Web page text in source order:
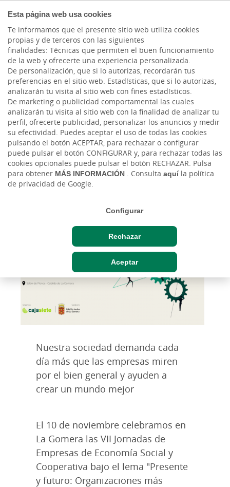
Esta página web usa cookies
Te informamos que el presente sitio web utiliza cookies
propias y de terceros con las siguientes
finalidades: Técnicas que permiten el buen funcionamiento
de la web y ofrecerte una experiencia personalizada.
De personalización, que si lo autorizas, recordarán tus
preferencias en el sitio web. Estadísticas, que si lo autorizas,
analizarán tu visita al sitio web con fines estadísticos.
De marketing o publicidad comportamental las cuales
analizarán tu visita al sitio web con la finalidad de analizar tu
perfil, ofrecerte publicidad, personalizar los anuncios y medir
su efectividad. Puedes aceptar el uso de todas las cookies
pulsando el botón ACEPTAR, para rechazar o configurar
puede pulsar el botón CONFIGURAR y, para rechazar todas las
cookies opcionales puede pulsar el botón RECHAZAR. Pulsa
para obtener MÁS INFORMACIÓN . Consulta aquíla política
de privacidad de Google.
Configurar
Rechazar
Aceptar
Actualidad
Inscríbete ya en la VII
Jornada de Empresas de
Economía Social y
Cooperativa
Lun, 31/10/2022 - 12:00
Nuestra sociedad demanda cada
día más que las empresas miren
por el bien general y ayuden a
crear un mundo mejor
El 10 de noviembre celebramos en
La Gomera las VII Jornadas de
Empresas de Economía Social y
Cooperativa bajo el lema "Presente
y futuro: Organizaciones más